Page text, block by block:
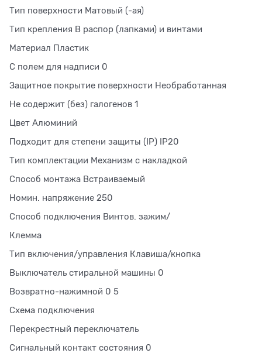
Тип поверхности Матовый (-ая)
Тип крепления В распор (лапками) и винтами
Материал Пластик
С полем для надписи 0
Защитное покрытие поверхности Необработанная
Не содержит (без) галогенов 1
Цвет Алюминий
Подходит для степени защиты (IP) IP20
Тип комплектации Механизм с накладкой
Способ монтажа Встраиваемый
Номин. напряжение 250
Способ подключения Винтов. зажим/
Клемма
Тип включения/управления Клавиша/кнопка
Выключатель стиральной машины 0
Возвратно-нажимной 0 5
Схема подключения
Перекрестный переключатель
Сигнальный контакт состояния 0